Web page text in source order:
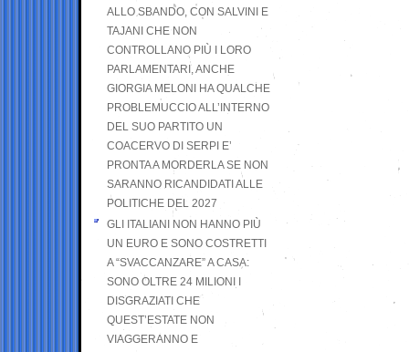
ALLO SBANDO, CON SALVINI E
TAJANI CHE NON
CONTROLLANO PIÙ I LORO
PARLAMENTARI, ANCHE
GIORGIA MELONI HA QUALCHE
PROBLEMUCCIO ALL’INTERNO
DEL SUO PARTITO UN
COACERVO DI SERPI E’
PRONTA A MORDERLA SE NON
SARANNO RICANDIDATI ALLE
POLITICHE DEL 2027
GLI ITALIANI NON HANNO PIÙ
UN EURO E SONO COSTRETTI
A “SVACCANZARE” A CASA:
SONO OLTRE 24 MILIONI I
DISGRAZIATI CHE
QUEST’ESTATE NON
VIAGGERANNO E